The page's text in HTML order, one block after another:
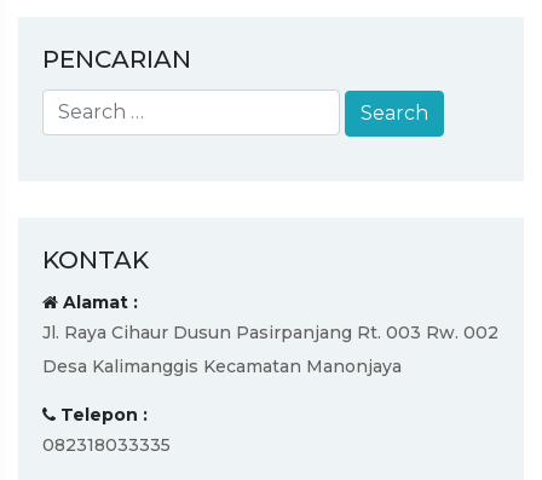
PENCARIAN
KONTAK
Alamat :
Jl. Raya Cihaur Dusun Pasirpanjang Rt. 003 Rw. 002
Desa Kalimanggis Kecamatan Manonjaya
Telepon :
082318033335